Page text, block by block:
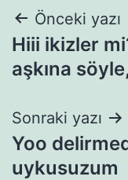
Yazı
Önceki yazı
Hiii ikizler
aşkına
Sonraki yazı
Yoo
uykusuzum